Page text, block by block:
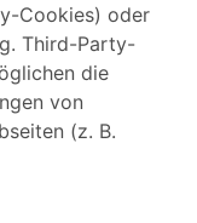
Cookies) oder
Third-Party-
die
von
(z. B.